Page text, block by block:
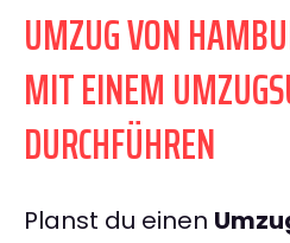
UMZUG VON
MIT EINEM
DURCHFÜHREN
Planst du einen